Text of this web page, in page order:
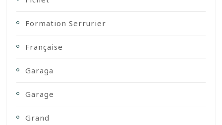
Formation Serrurier
Française
Garaga
Garage
Grand